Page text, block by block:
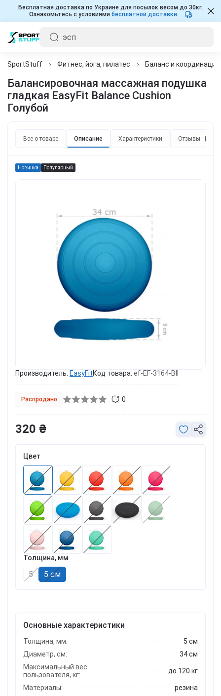
Бесплатная доставка по Украине для посылок весом до 30кг.
Ознакомьтесь с условиями бесплатной доставки.
SportStuff Фитнес, йога, пилатес Баланс и координация
Балансировочная массажная подушка
гладкая EasyFit Balance Cushion
Голубой
Все о товаре Описание Характеристики Отзывы
Новинка Популярный
Производитель: EasyFitКод товара: ef-EF-3164-Bll
Распродано 0
Цвет
Толщина, мм
5 5 см
Основные характеристики
Толщина, мм:
5 см
Диаметр, см:
34 см
Максимальный вес
пользователя, кг:
до 120 кг
Материалы:
резина
320 ₴